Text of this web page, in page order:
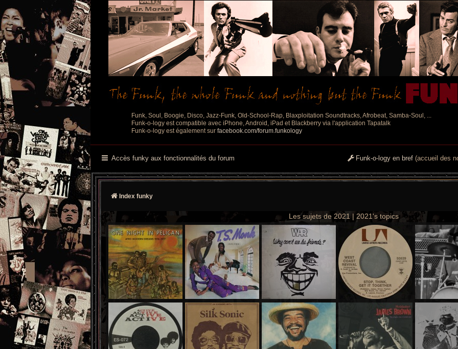
Funk, Soul, Boogie, Disco, Jazz-Funk, Old-School-Rap, Blaxploitation Soundtracks, Afrobeat, Samba-Soul, ...
Funk-o-logy est compatible avec iPhone, Android, iPad et Blackberry via l'application Tapatalk
Funk-o-logy est également sur facebook.com/forum.funkology
Accès funky aux fonctionnalités du forum Funk-o-logy en bref (accueil des
Index funky
Les sujets de 2021 | 2021's topics